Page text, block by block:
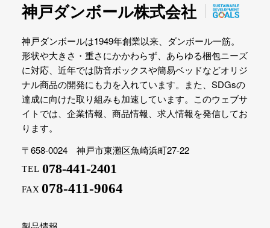
神戸ダンボール株式会社
神戸ダンボールは1949年創業以来、ダンボール一筋。
形状や大きさ・重さにかかわらず、あらゆる梱包ニーズ
に対応、近年では防音ボックスや簡易ベッドなどオリジ
ナル商品の開発にも力を入れています。また、SDGsの
達成に向けた取り組みも加速しています。このウェブサ
イトでは、企業情報、商品情報、求人情報を発信してお
ります。
〒658-0024 神戸市東灘区魚崎浜町27-22
TEL 078-441-2401
FAX 078-411-9064